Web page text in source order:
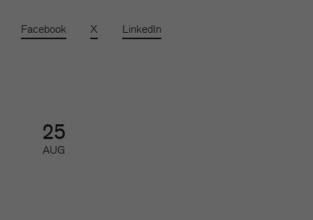
Facebook X LinkedIn
25
AUG